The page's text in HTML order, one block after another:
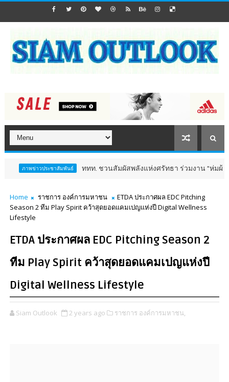
ระชาสัมพันธ์ ททท. ชวนสัมผัสพลังแห่งศรัทธา ร่วมงาน "ห่มผ้าหลวงปู่ทวด ค
Home ราชการ องค์การมหาชน
ETDA ประกาศผล EDC Pitching
Season 2 ทีม Play Spirit คว้าสุดยอดแคมเปญแห่งปี Digital Wellness
Lifestyle
ETDA ประกาศผล EDC Pitching Season 2
ทีม Play Spirit คว้าสุดยอดแคมเปญแห่งปี
Digital Wellness Lifestyle
Siam Outlook 2 years ago ราชการ องค์การมหาชน,